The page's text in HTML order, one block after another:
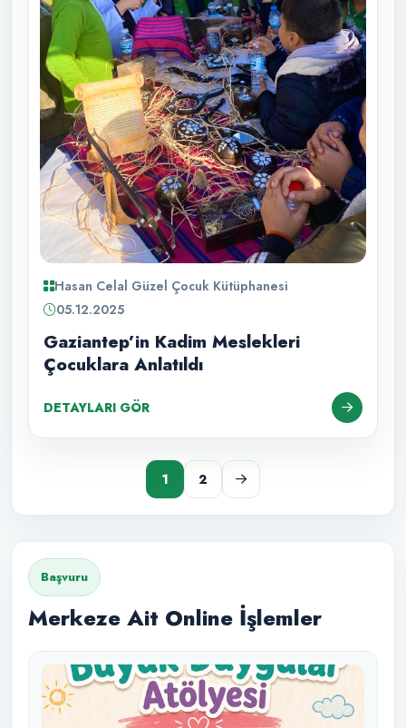
Hasan Celal Güzel Çocuk Kütüphanesi
05.12.2025
Gaziantep’in Kadim Meslekleri
Çocuklara Anlatıldı
DETAYLARI GÖR
1 2
Başvuru
Merkeze Ait Online İşlemler